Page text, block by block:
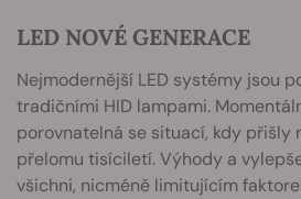
LED NOVÉ GENERACE
Nejmodernější LED systémy jsou
tradičními HID lampami.
porovnatelná se situací, kdy přišly
přelomu tisíciletí. Výhody a
všichni, nicméně limitujícím